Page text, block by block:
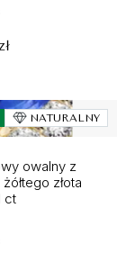
NATURALNY
owalny z
złota
ct